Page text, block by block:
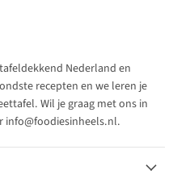
Nederland en
recepten en we leren je
Wil je graag met ons in
info@foodiesinheels.nl.